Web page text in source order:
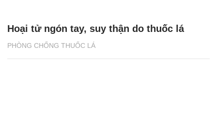
PHÒNG CHỐNG THUỐC LÁ
Hoại tử ngón tay, suy thận do thuốc lá